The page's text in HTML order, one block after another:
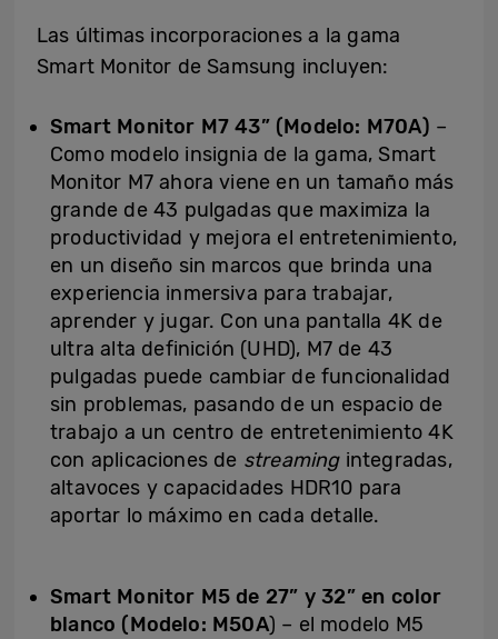
Las últimas incorporaciones a la gama
Smart Monitor de Samsung incluyen:
Smart Monitor M7 43” (Modelo: M70A) –
Como modelo insignia de la gama, Smart
Monitor M7 ahora viene en un tamaño más
grande de 43 pulgadas que maximiza la
productividad y mejora el entretenimiento,
en un diseño sin marcos que brinda una
experiencia inmersiva para trabajar,
aprender y jugar. Con una pantalla 4K de
ultra alta definición (UHD), M7 de 43
pulgadas puede cambiar de funcionalidad
sin problemas, pasando de un espacio de
trabajo a un centro de entretenimiento 4K
con aplicaciones de streamingintegradas,
altavoces y capacidades HDR10 para
aportar lo máximo en cada detalle.
Smart Monitor M5 de 27” y 32” en color
blanco (Modelo: M50A) – el modelo M5